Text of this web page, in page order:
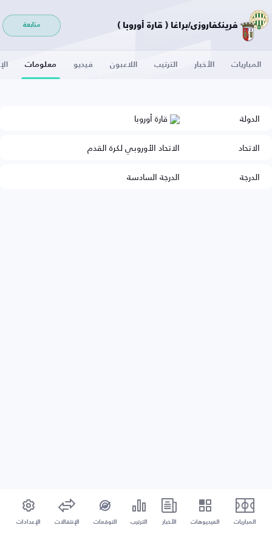
فرينكفاروزي/براغا ( قارة أوروبا ) متابعة
المباريات الأخبار الترتيب اللاعبون فيديو معلومات
الدولة
قارة أوروبا
الاتحاد
الاتحاد الأوروبي لكرة القدم
الدرجة
الدرجة السادسة
المباريات الفيديوهات الأخبار الترتيب التوقعات الإنتقالات الإعدادات